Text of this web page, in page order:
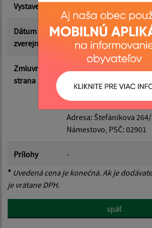
Suma do:
Vystavená
Dátum
zverejnenia
14.05.2026
Zmluvná
strana
Odberateľ: Obec Hruštín,
Adresa: Kultúrna 468/2,
PSČ: 02952
: Erika
Adresa: Štefánikova
Námestovo, PSČ: 02901
Prílohy
-
* Uvedená cena je konečná. Ak je
je vrátane DPH.
späť